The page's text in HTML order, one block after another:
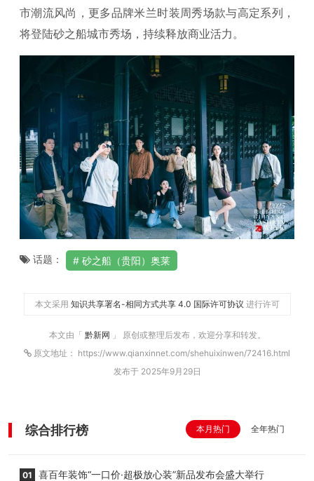
市潮流风尚，更多品牌米兰时装周秀场款与高定系列，
将登陆砂之船城市秀场，持续释放商业活力。
话题： 砂之船（贵阳）奥莱
本文采用 知识共享署名-相同方式共享 4.0 国际许可协议 进行许可
本文由「 黔新网 」 原创或整理后发布，欢迎分享和转发。
原文地址： https://www.qianxinnet.com/shehuixinwen/72416.html
发布于 2025年9月29日
综合排行榜 本月热门 全年热门
01 喜百年装饰“一口价·超极放心装”新品发布会盛大举行